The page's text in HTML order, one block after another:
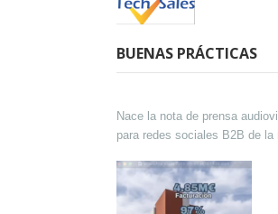
BUENAS PRÁCTICAS
Nace la nota de prensa
para redes sociales B2B de la